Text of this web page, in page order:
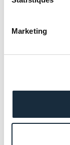
Marketing
que votre
risque, …
Enfin, les
patrimoniales
d’Advenis
d’Advenis